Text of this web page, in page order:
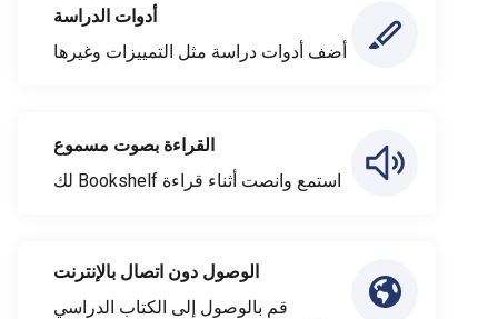
أدوات الدراسة
أضف أدوات دراسة مثل التمييزات وغيرها
القراءة بصوت مسموع
استمع وانصت أثناء قراءة Bookshelf لك
الوصول دون اتصال بالإنترنت
قم بالوصول إلى الكتاب الدراسي